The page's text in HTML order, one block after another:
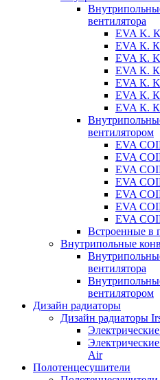
вентилятора
EVA K.
EVA К.
EVA К.
EVA К.
EVA К.
EVA К.
EVA К.
вентилятором
EVA
EVA
EVA
EVA
EVA
EVA
EVA
Встроенные в
Внутрипольные
вентилятора
вентилятором
Дизайн радиаторы
Дизайн радиаторы
Air
Полотенцесушители